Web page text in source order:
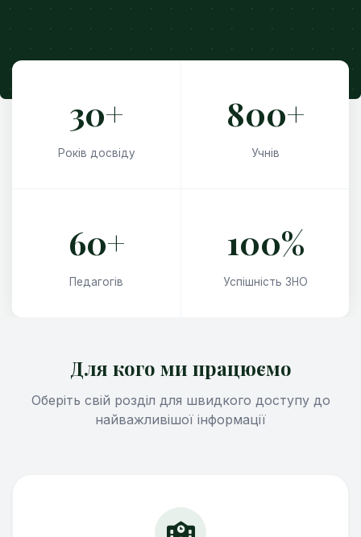
30+
Років досвіду
800+
Учнів
60+
Педагогів
100%
Успішність ЗНО
Для кого ми працюємо
Оберіть свій розділ для швидкого доступу до
найважливішої інформації